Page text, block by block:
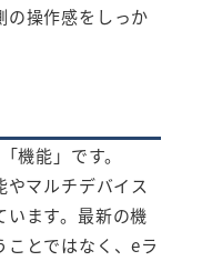
の操作感をしっか
機能」です。
やマルチデバイス
います。最新の機
とではなく、eラ